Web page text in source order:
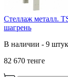
Стеллаж металл.
шагрень
В наличии - 9 штук
82 670 тенге